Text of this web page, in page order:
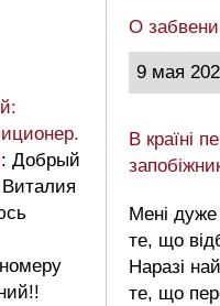
: Добрый
О
9 мая
В країні
Мені
те, що
Наразі
те, що